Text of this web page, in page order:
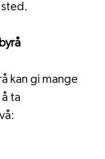
kan gi mange
ta